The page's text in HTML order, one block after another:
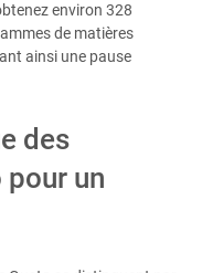
environ 328
de matières
ainsi une pause
des
un